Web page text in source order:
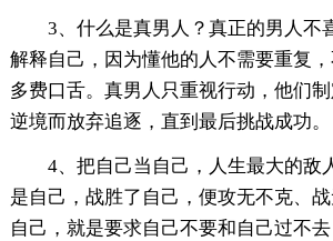
3、什么是真男人？真正的男人不
解释自己，因为懂他的人不需要重复
多费口舌。真男人只重视行动，他们
逆境而放弃追逐，直到最后挑战成功。
4、把自己当自己，人生最大的敌
是自己，战胜了自己，便攻无不克、
自己，就是要求自己不要和自己过不